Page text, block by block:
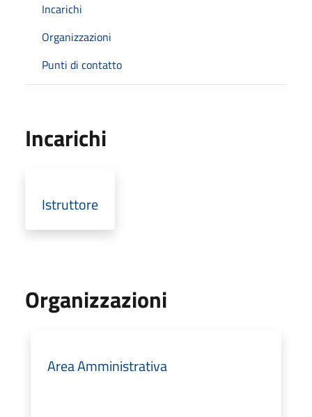
Incarichi
Organizzazioni
Punti di contatto
Incarichi
Istruttore
Organizzazioni
Area Amministrativa